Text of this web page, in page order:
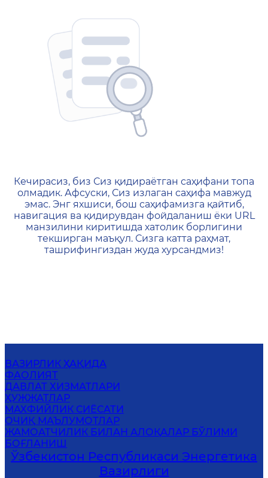
404 — Страница не
Кечирасиз, биз Сиз қидираётган саҳифани топа
олмадик. Афсуски, Сиз излаган саҳифа мавжуд
эмас. Энг яхшиси, бош саҳифамизга қайтиб,
навигация ва қидирувдан фойдаланиш ёки URL
манзилини киритишда хатолик борлигини
текширган маъқул. Сизга катта раҳмат,
ташрифингиздан жуда хурсандмиз!
ВАЗИРЛИК ҲАҚИДА
ФАОЛИЯТ
ДАВЛАТ ХИЗМАТЛАРИ
ҲУЖЖАТЛАР
МАХФИЙЛИК СИЁСАТИ
ОЧИҚ МАЪЛУМОТЛАР
ЖАМОАТЧИЛИК БИЛАН АЛОҚАЛАР БЎЛИМИ
БОҒЛАНИШ
Ўзбекистон Республикаси Энергетика
Вазирлиги